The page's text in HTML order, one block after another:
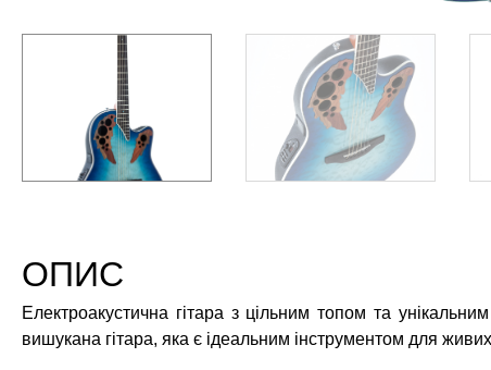
ОПИС
Електроакустична гітара з цільним топом та
вишукана гітара, яка є ідеальним інструментом для живих